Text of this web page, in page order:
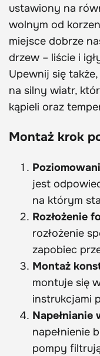
ustawiony na
wolnym od
miejsce dobrze
drzew – liście i
Upewnij się
na silny wiatr,
kąpieli oraz
Montaż krok
jest
na którym
Rozłożenie
rozłożenie
zapobiec
Montaż
montuje się
instrukcjami
Napełnianie
napełnienie
pompy